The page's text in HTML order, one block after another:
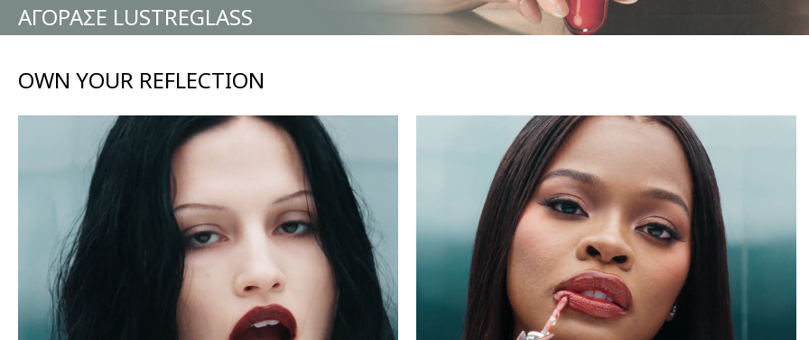
ΑΓΟΡΑΣΕ LUSTREGLASS
OWN YOUR REFLECTION